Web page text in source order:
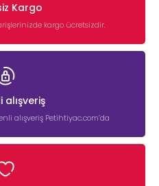
Kargo
kargo ücretsizdir.
alışveriş
alışveriş Petihtiyac.com’da